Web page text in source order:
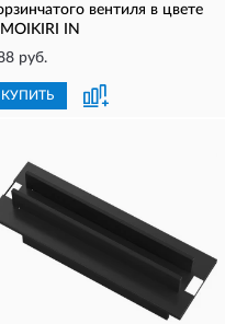
вентиля в цвете
IN
руб.
КУПИТЬ